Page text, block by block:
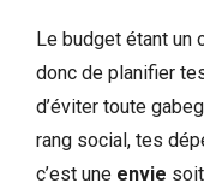
Le budget étant un
donc de planifier
d’éviter toute
rang social, tes
c’est une envie